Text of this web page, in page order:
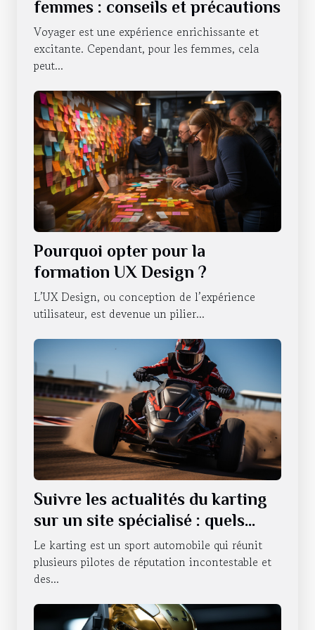
femmes : conseils et précautions
Voyager est une expérience enrichissante et
excitante. Cependant, pour les femmes, cela
peut...
Pourquoi opter pour la
formation UX Design ?
L’UX Design, ou conception de l’expérience
utilisateur, est devenue un pilier...
Suivre les actualités du karting
sur un site spécialisé : quels
sont les avantages qui en
découlent ?
Le karting est un sport automobile qui réunit
plusieurs pilotes de réputation incontestable et
des...